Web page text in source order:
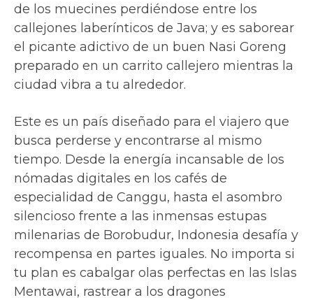
de los muecines perdiéndose entre los
callejones laberínticos de Java; y es saborear
el picante adictivo de un buen Nasi Goreng
preparado en un carrito callejero mientras la
ciudad vibra a tu alrededor.
Este es un país diseñado para el viajero que
busca perderse y encontrarse al mismo
tiempo. Desde la energía incansable de los
nómadas digitales en los cafés de
especialidad de Canggu, hasta el asombro
silencioso frente a las inmensas estupas
milenarias de Borobudur, Indonesia desafía y
recompensa en partes iguales. No importa si
tu plan es cabalgar olas perfectas en las Islas
Mentawai, rastrear a los dragones